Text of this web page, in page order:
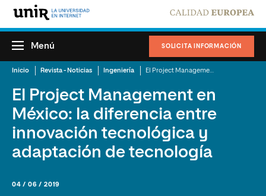
SOLICITA INFORMACIÓN
Menú
Inicio Revista - Noticias Ingeniería
El Project Management en
México: la diferencia entre
innovación tecnológica y
adaptación de tecnología
04 / 06 / 2019